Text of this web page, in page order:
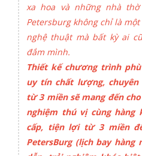
xa hoa và những nhà
Petersburg không chỉ là
nghệ thuật mà bất kỳ ai
đắm mình.
Thiết kế chương trình
uy tín chất lượng,
từ 3 miền sẽ mang đến
nghiệm thú vị cùng hàng
cấp, tiện lợi từ 3 miền
PetersBurg (lịch bay hàng